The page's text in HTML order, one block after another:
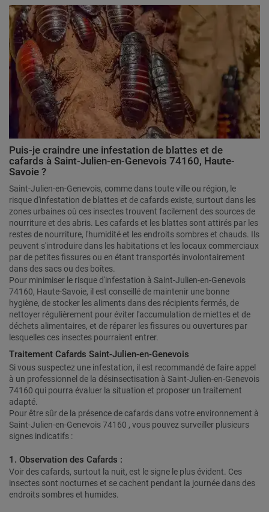
Puis-je craindre une infestation de blattes et de
cafards à Saint-Julien-en-Genevois 74160, Haute-
Savoie ?
Saint-Julien-en-Genevois, comme dans toute ville ou région, le
risque d'infestation de blattes et de cafards existe, surtout dans les
zones urbaines où ces insectes trouvent facilement des sources de
nourriture et des abris. Les cafards et les blattes sont attirés par les
restes de nourriture, l'humidité et les endroits sombres et chauds. Ils
peuvent s'introduire dans les habitations et les locaux commerciaux
par de petites fissures ou en étant transportés involontairement
dans des sacs ou des boîtes.
Pour minimiser le risque d'infestation à Saint-Julien-en-Genevois
74160, Haute-Savoie, il est conseillé de maintenir une bonne
hygiène, de stocker les aliments dans des récipients fermés, de
nettoyer régulièrement pour éviter l'accumulation de miettes et de
déchets alimentaires, et de réparer les fissures ou ouvertures par
lesquelles ces insectes pourraient entrer.
Traitement Cafards Saint-Julien-en-Genevois
Si vous suspectez une infestation, il est recommandé de faire appel
à un professionnel de la désinsectisation à Saint-Julien-en-Genevois
74160 qui pourra évaluer la situation et proposer un traitement
adapté.
Pour être sûr de la présence de cafards dans votre environnement à
Saint-Julien-en-Genevois 74160 , vous pouvez surveiller plusieurs
signes indicatifs :
1. Observation des Cafards :
Voir des cafards, surtout la nuit, est le signe le plus évident. Ces
insectes sont nocturnes et se cachent pendant la journée dans des
endroits sombres et humides.